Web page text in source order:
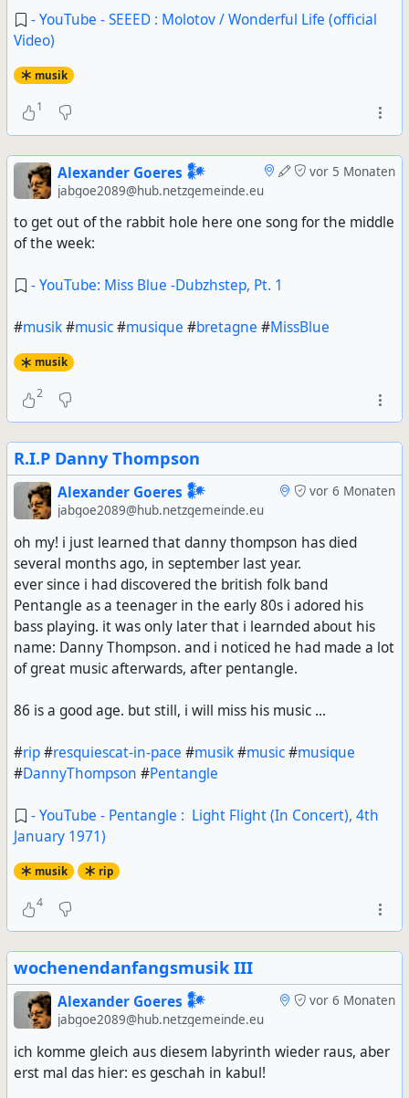
- YouTube - SEEED : Molotov / Wonderful Life (official
Video)
musik
1
vor 5 Monaten
Alexander Goeres 𒀯
jabgoe2089@hub.netzgemeinde.eu
to get out of the rabbit hole here one song for the middle
of the week:
- YouTube: Miss Blue -Dubzhstep, Pt. 1
#musik#music#musique #bretagne #MissBlue
musik
2
R.I.P Danny Thompson
vor 6 Monaten
Alexander Goeres 𒀯
jabgoe2089@hub.netzgemeinde.eu
oh my! i just learned that danny thompson has died
several months ago, in september last year.
ever since i had discovered the british folk band
Pentangle as a teenager in the early 80s i adored his
bass playing. it was only later that i learnded about his
name: Danny Thompson. and i noticed he had made a lot
of great music afterwards, after pentangle.
86 is a good age. but still, i will miss his music ...
#rip#resquiescat-in-pace #musik#music#musique
#DannyThompson #Pentangle
- YouTube - Pentangle : Light Flight (In Concert), 4th
January 1971)
musik rip
4
wochenendanfangsmusik III
vor 6 Monaten
Alexander Goeres 𒀯
jabgoe2089@hub.netzgemeinde.eu
ich komme gleich aus diesem labyrinth wieder raus, aber
erst mal das hier: es geschah in kabul!